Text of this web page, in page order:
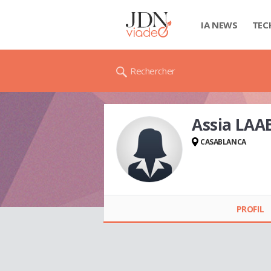
IA NEWS
Rechercher
Assia
CASABLANCA
PROFIL